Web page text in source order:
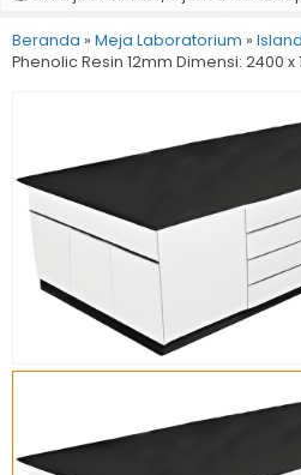
Beranda » Meja Laboratorium »
Phenolic Resin 12mm Dimensi: 2400 x